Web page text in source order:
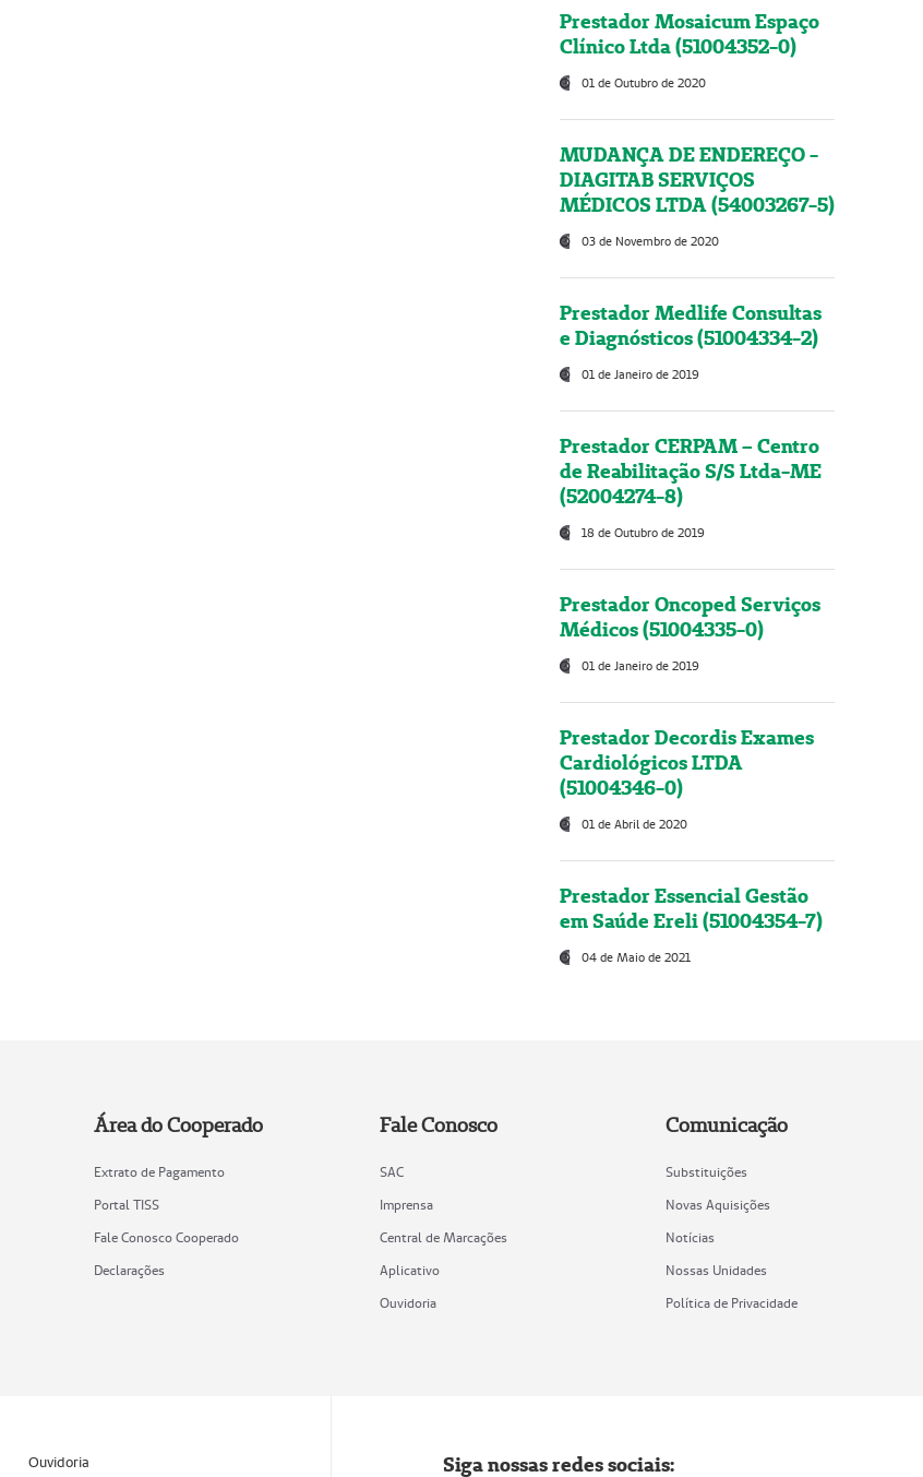
Prestador Mosaicum Espaço
Clínico Ltda (51004352-0)
01 de Outubro de 2020
MUDANÇA DE ENDEREÇO -
DIAGITAB SERVIÇOS
MÉDICOS LTDA (54003267-5)
03 de Novembro de 2020
Prestador Medlife Consultas
e Diagnósticos (51004334-2)
01 de Janeiro de 2019
Prestador CERPAM – Centro
de Reabilitação S/S Ltda-ME
(52004274-8)
18 de Outubro de 2019
Prestador Oncoped Serviços
Médicos (51004335-0)
01 de Janeiro de 2019
Prestador Decordis Exames
Cardiológicos LTDA
(51004346-0)
01 de Abril de 2020
Prestador Essencial Gestão
em Saúde Ereli (51004354-7)
04 de Maio de 2021
Área do Cooperado
Extrato de Pagamento
Portal TISS
Fale Conosco Cooperado
Declarações
Fale Conosco
SAC
Imprensa
Central de Marcações
Aplicativo
Ouvidoria
Comunicação
Substituições
Novas Aquisições
Notícias
Nossas Unidades
Política de Privacidade
Ouvidoria Siga nossas redes sociais: